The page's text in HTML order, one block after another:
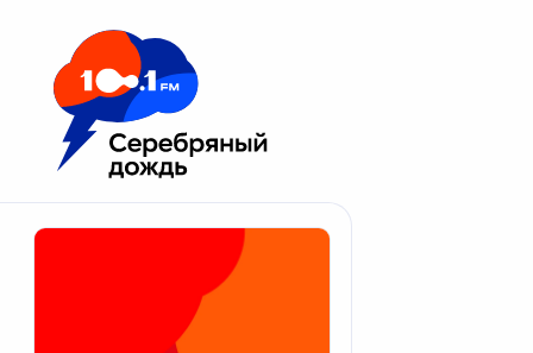
Москва 100.1 FM
Апатиты